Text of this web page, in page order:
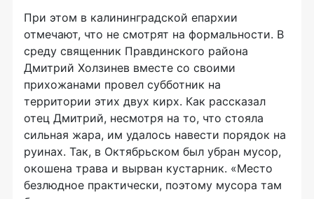
При этом в калининградской епархии
отмечают, что не смотрят на формальности. В
среду священник Правдинского района
Дмитрий Холзинев вместе со своими
прихожанами провел субботник на
территории этих двух кирх. Как рассказал
отец Дмитрий, несмотря на то, что стояла
сильная жара, им удалось навести порядок на
руинах. Так, в Октябрьском был убран мусор,
окошена трава и вырван кустарник. «Место
безлюдное практически, поэтому мусора там